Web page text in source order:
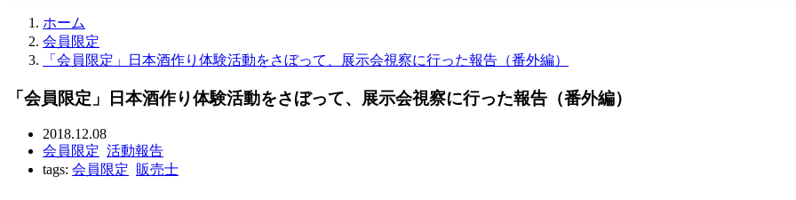
ホーム
会員限定
「会員限定」日本酒作り体験活動をさぼって、展示会視察に行った報告（番外編）
「会員限定」日本酒作り体験活動をさぼって、展示会視察に行った報告（番外編）
2018.12.08
会員限定 活動報告
tags: 会員限定 販売士